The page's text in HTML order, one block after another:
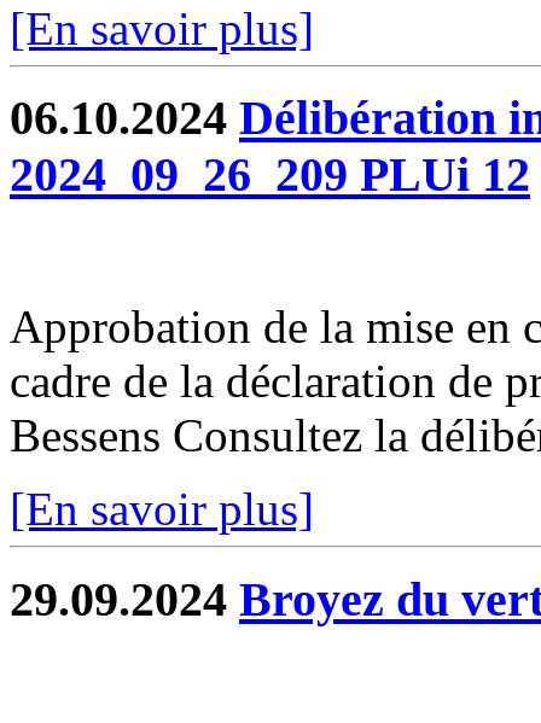
[En savoir plus]
06.10.2024 Délibération
2024_09_26_209 PLUi 12
Approbation de la mise en
cadre de la déclaration de
Bessens Consultez la
[En savoir plus]
29.09.2024 Broyez du